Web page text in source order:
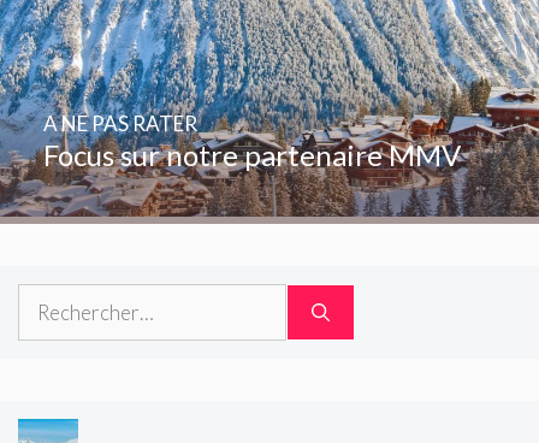
Focus sur notre partenaire MMV
A NE PAS RATER